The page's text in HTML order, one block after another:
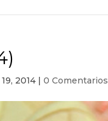
2014 |0 Comentarios